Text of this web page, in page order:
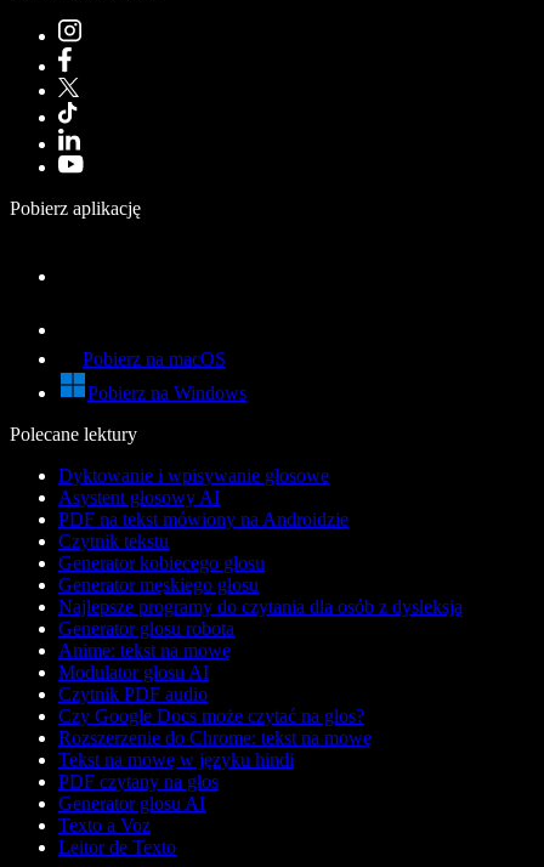
Pobierz aplikację
Pobierz na macOS
Pobierz na Windows
Polecane lektury
Dyktowanie i wpisywanie głosowe
Asystent głosowy AI
PDF na tekst mówiony na Androidzie
Czytnik tekstu
Generator kobiecego głosu
Generator męskiego głosu
Najlepsze programy do czytania dla osób z dysleksją
Generator głosu robota
Anime: tekst na mowę
Modulator głosu AI
Czytnik PDF audio
Czy Google Docs może czytać na głos?
Rozszerzenie do Chrome: tekst na mowę
Tekst na mowę w języku hindi
PDF czytany na głos
Generator głosu AI
Texto a Voz
Leitor de Texto